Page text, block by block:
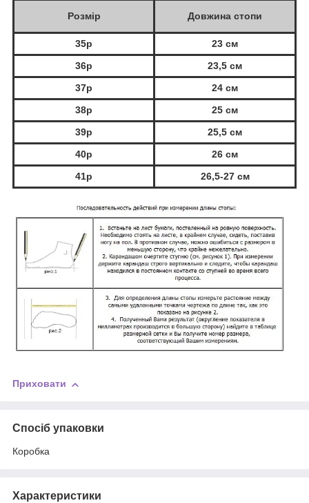
Розмір Довжина стопи
35р
23 см
36р
23,5 см
37р
24 см
38р
25 см
39р
25,5 см
40р
26 см
41р
26,5-27 см
Приховати
Спосіб упаковки
Коробка
Характеристики